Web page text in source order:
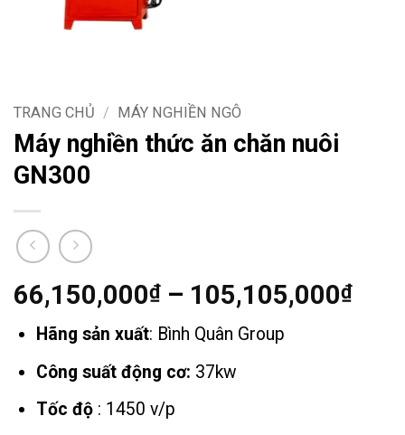
TRANG CHỦ / MÁY NGHIỀN NGÔ
Máy nghiền thức ăn chăn nuôi
GN300
66,150,000₫ – 105,105,000₫
Hãng sản xuất: Bình Quân Group
Công suất động cơ: 37kw
Tốc độ : 1450 v/p